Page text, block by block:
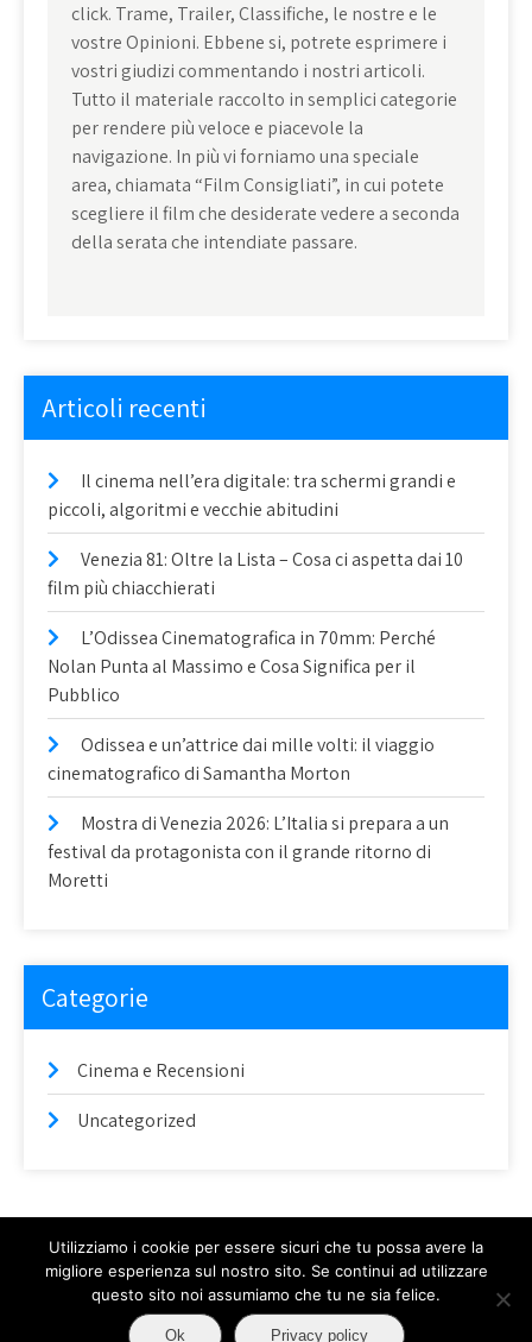
click. Trame, Trailer, Classifiche, le nostre e le
vostre Opinioni. Ebbene si, potrete esprimere i
vostri giudizi commentando i nostri articoli.
Tutto il materiale raccolto in semplici categorie
per rendere più veloce e piacevole la
navigazione. In più vi forniamo una speciale
area, chiamata “Film Consigliati”, in cui potete
scegliere il film che desiderate vedere a seconda
della serata che intendiate passare.
Articoli recenti
Il cinema nell’era digitale: tra schermi grandi e
piccoli, algoritmi e vecchie abitudini
Venezia 81: Oltre la Lista – Cosa ci aspetta dai 10
film più chiacchierati
L’Odissea Cinematografica in 70mm: Perché
Nolan Punta al Massimo e Cosa Significa per il
Pubblico
Odissea e un’attrice dai mille volti: il viaggio
cinematografico di Samantha Morton
Mostra di Venezia 2026: L’Italia si prepara a un
festival da protagonista con il grande ritorno di
Moretti
Categorie
Cinema e Recensioni
Uncategorized
Blog Film - Proudly Powered by WordPress
Theme by Grace Themes
Utilizziamo i cookie per essere sicuri che tu possa avere la
migliore esperienza sul nostro sito. Se continui ad utilizzare
questo sito noi assumiamo che tu ne sia felice.
Ok Privacy policy